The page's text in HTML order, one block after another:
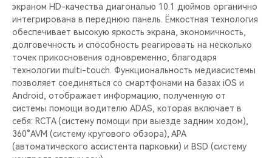
экраном HD-качества диагональю 10.1 дюймов органично
интегрирована в переднюю панель. Ёмкостная технология
обеспечивает высокую яркость экрана, экономичность,
долговечность и способность реагировать на несколько
точек прикосновения одновременно, благодаря
технологии multi-touch. Функциональность медиасистемы
позволяет соединяться cо смартфонами на базах iOS и
Android, отображает информацию, полученную от
системы помощи водителю ADAS, которая включает в
себя: RCTA (систему помощи при выезде задним ходом),
360°AVM (систему кругового обзора), APA
(автоматического ассистента парковки) и BSD (систему